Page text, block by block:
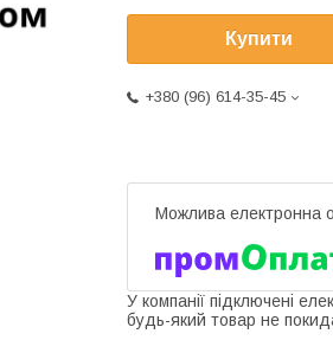
Купити
+380 (96) 614-35-45
У компанії підключені
будь-який товар не